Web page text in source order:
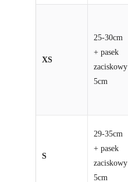
XS
25-30cm
+ pasek
zaciskowy
5cm
S
29-35cm
+ pasek
zaciskowy
5cm